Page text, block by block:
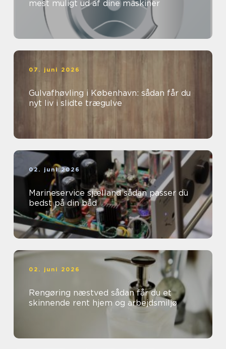
mest muligt ud af dine maskiner
07. juni 2026
Gulvafhøvling i København: sådan får du
nyt liv i slidte trægulve
02. juni 2026
Marineservice sjælland sådan passer du
bedst på din båd
02. juni 2026
Rengøring næstved sådan får du et
skinnende rent hjem og arbejdsmiljø